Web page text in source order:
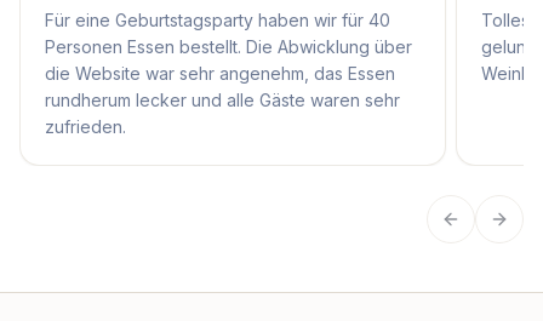
Für eine Geburtstagsparty haben wir für 40
Personen Essen bestellt. Die Abwicklung über
die Website war sehr angenehm, das Essen
rundherum lecker und alle Gäste waren sehr
zufrieden.
Tolles
Vorherige